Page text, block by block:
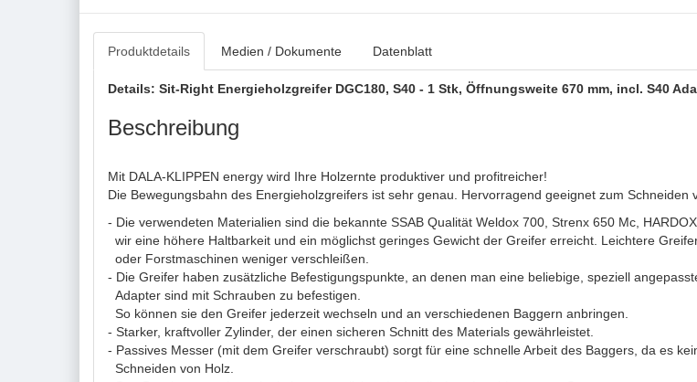
Produktdetails Medien / Dokumente Datenblatt
Details: Sit-Right Energieholzgreifer DGC180, S40 - 1 Stk, Öffnungsweite 670 mm, incl. S40
Beschreibung
Mit DALA-KLIPPEN energy wird Ihre Holzernte produktiver und profitreicher!
Die Bewegungsbahn des Energieholzgreifers ist sehr genau. Hervorragend geeignet zum
- Die verwendeten Materialien sind die bekannte SSAB Qualität Weldox 700, Strenx 650 Mc,
wir eine höhere Haltbarkeit und ein möglichst geringes Gewicht der Greifer erreicht. Leichtere
oder Forstmaschinen weniger verschleißen.
- Die Greifer haben zusätzliche Befestigungspunkte, an denen man eine beliebige, speziell
Adapter sind mit Schrauben zu befestigen.
So können sie den Greifer jederzeit wechseln und an verschiedenen Baggern anbringen.
- Starker, kraftvoller Zylinder, der einen sicheren Schnitt des Materials gewährleistet.
- Passives Messer (mit dem Greifer verschraubt) sorgt für eine schnelle Arbeit des Baggers, da es
Schneiden von Holz.